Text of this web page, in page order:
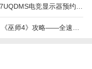
选支线，讲述王牌飞